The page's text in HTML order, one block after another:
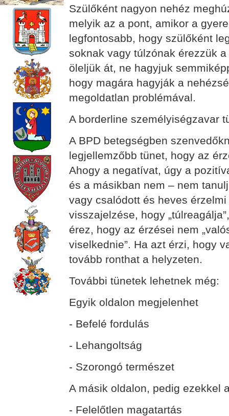
Szülőként nagyon nehéz
melyik az a pont, amikor a
legfontosabb, hogy szülőként
soknak vagy túlzónak érezzük
öleljük át, ne hagyjuk
hogy magára hagyják a
megoldatlan problémával.
A borderline személyiségzavar
A BPD betegségben
legjellemzőbb tünet, hogy az
Ahogy a negatívat, úgy a
és a másikban nem – nem
vagy csalódott és heves
visszajelzése, hogy
érez, hogy az érzései nem
viselkednie”. Ha azt érzi, hogy
tovább ronthat a helyzeten.
További tünetek lehetnek még:
Egyik oldalon megjelenhet
- Befelé fordulás
- Lehangoltság
- Szorongó természet
A másik oldalon, pedig ezekkel
- Felelőtlen magatartás